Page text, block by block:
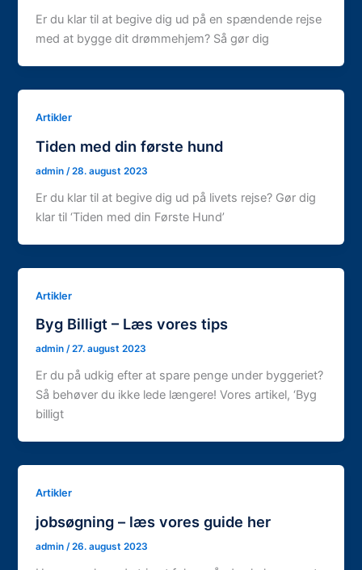
Er du klar til at begive dig ud på en spændende rejse
med at bygge dit drømmehjem? Så gør dig
Artikler
Tiden med din første hund
admin/28. august 2023
Er du klar til at begive dig ud på livets rejse? Gør dig
klar til ‘Tiden med din Første Hund’
Artikler
Byg Billigt – Læs vores tips
admin/27. august 2023
Er du på udkig efter at spare penge under byggeriet?
Så behøver du ikke lede længere! Vores artikel, ‘Byg
billigt
Artikler
jobsøgning – læs vores guide her
admin /26. august 2023